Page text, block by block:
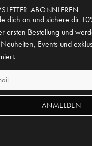
ABONNIEREN
dich an und sichere dir
ersten Bestellung und
Events und
ANMELDEN